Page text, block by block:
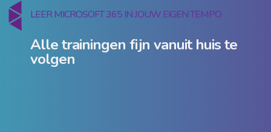
LEER MICROSOFT 365 IN JOUW EIGEN TEMPO
Alle trainingen fijn vanuit huis te
volgen